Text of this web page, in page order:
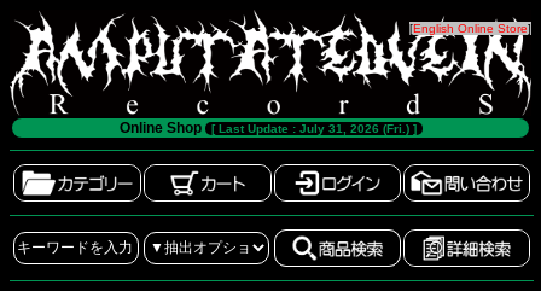
[English Online Store]
Online Shop [ Last Update : July 31, 2026 (Fri.) ]